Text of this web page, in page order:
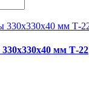
мм Т-22